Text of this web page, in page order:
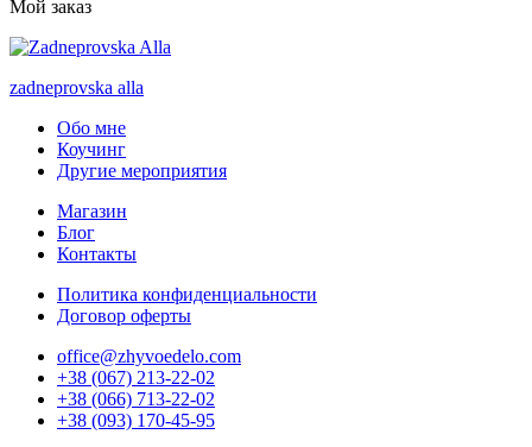
Мой заказ
zadneprovska alla
Обо мне
Коучинг
Другие мероприятия
Магазин
Блог
Контакты
Политика конфиденциальности
Договор оферты
office@zhyvoedelo.com
+38 (067) 213-22-02
+38 (066) 713-22-02
+38 (093) 170-45-95